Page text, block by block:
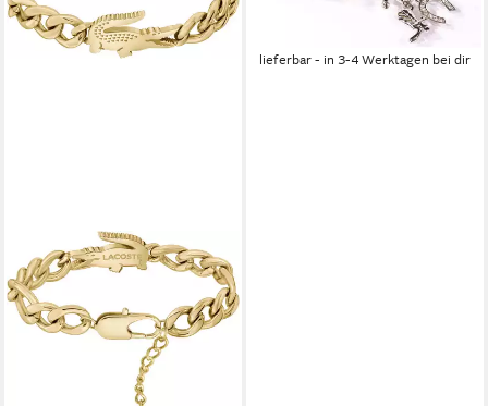
mit Markenkristallen
lieferbar - in 3-4 Werktagen bei dir